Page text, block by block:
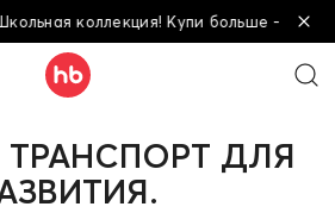
Купи больше - плати меньше!
ДЛЯ